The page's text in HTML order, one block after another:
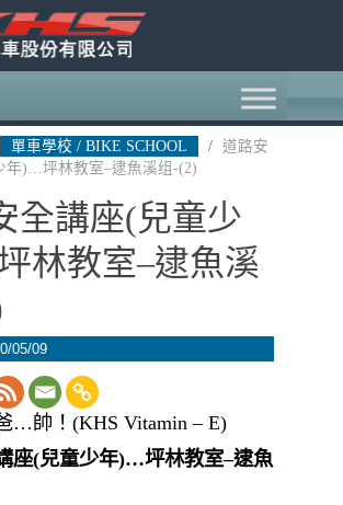
單車學校 / BIKE SCHOOL /
道路安
年)…坪林教室–逮魚溪组-(2)
全講座(兒童少
林教室–逮魚溪
05/09
…帥！(KHS Vitamin – E)
座(兒童少年)…坪林教室–逮魚